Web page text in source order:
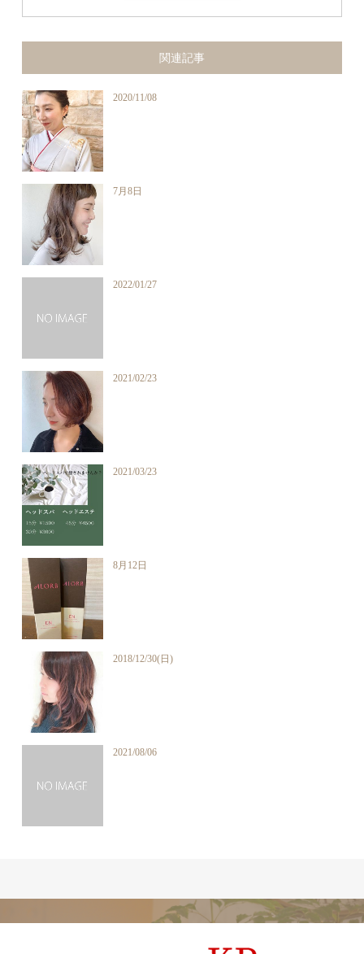
関連記事
2020/11/08
7月8日
2022/01/27
2021/02/23
2021/03/23
8月12日
2018/12/30(日)
2021/08/06